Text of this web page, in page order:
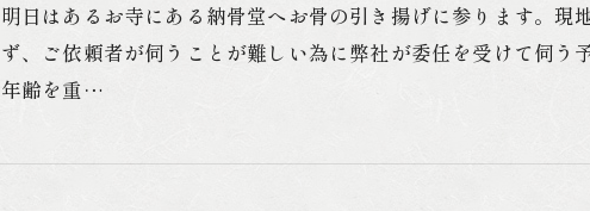
明日はあるお寺にある納骨堂へお骨の引き揚げに参ります。現
ず、ご依頼者が伺うことが難しい為に弊社が委任を受けて伺う
年齢を重…